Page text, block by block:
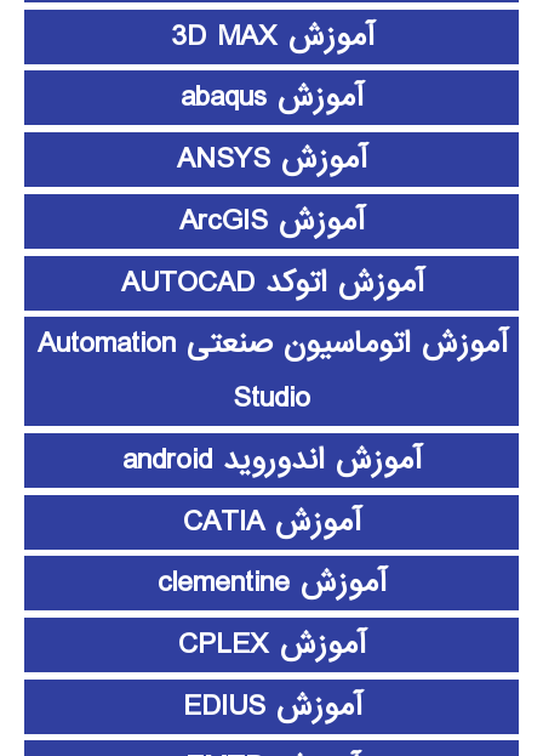
آموزش 3D MAX
آموزش abaqus
آموزش ANSYS
آموزش ArcGIS
آموزش اتوکد AUTOCAD
آموزش اتوماسیون صنعتی Automation
Studio
آموزش اندوروید android
آموزش CATIA
آموزش clementine
آموزش CPLEX
آموزش EDIUS